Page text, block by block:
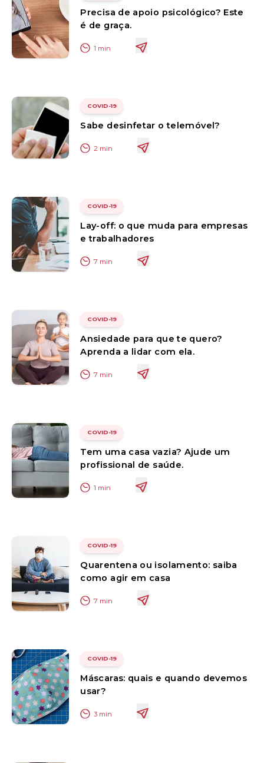
Precisa de apoio psicológico? Este
é de graça.
1 min
COVID-19
Sabe desinfetar o telemóvel?
2 min
COVID-19
Lay-off: o que muda para empresas
e trabalhadores
7 min
COVID-19
Ansiedade para que te quero?
Aprenda a lidar com ela.
7 min
COVID-19
Tem uma casa vazia? Ajude um
profissional de saúde.
1 min
COVID-19
Quarentena ou isolamento: saiba
como agir em casa
7 min
COVID-19
Máscaras: quais e quando devemos
usar?
3 min